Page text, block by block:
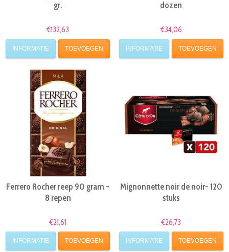
gr.
€132,63
INFORMATIE TOEVOEGEN
dozen
€34,06
INFORMATIE TOEVOEGEN
Ferrero Rocher reep 90 gram -
8 repen
€21,61
INFORMATIE TOEVOEGEN
Mignonnette noir de noir- 120
stuks
€26,73
INFORMATIE TOEVOEGEN